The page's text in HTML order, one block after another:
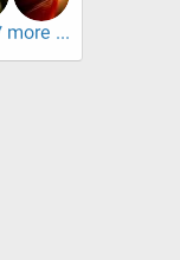
... and 47 more.